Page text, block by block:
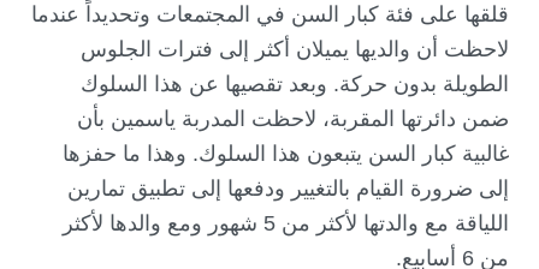
قلقها على فئة كبار السن في المجتمعات وتحديداً عندما
لاحظت أن والديها يميلان أكثر إلى فترات الجلوس
الطويلة بدون حركة. وبعد تقصيها عن هذا السلوك
ضمن دائرتها المقربة، لاحظت المدربة ياسمين بأن
غالبية كبار السن يتبعون هذا السلوك. وهذا ما حفزها
إلى ضرورة القيام بالتغيير ودفعها إلى تطبيق تمارين
اللياقة مع والدتها لأكثر من 5 شهور ومع والدها لأكثر
من 6 أسابيع.